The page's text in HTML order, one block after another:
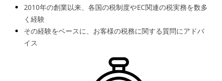
2010年の創業以来、各国の税制度やEC関連の税実務を数多
く経験
その経験をベースに、お客様の税務に関する質問にアドバ
イス